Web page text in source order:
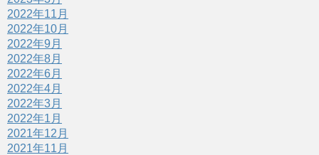
2022年11月
2022年10月
2022年9月
2022年8月
2022年6月
2022年4月
2022年3月
2022年1月
2021年12月
2021年11月